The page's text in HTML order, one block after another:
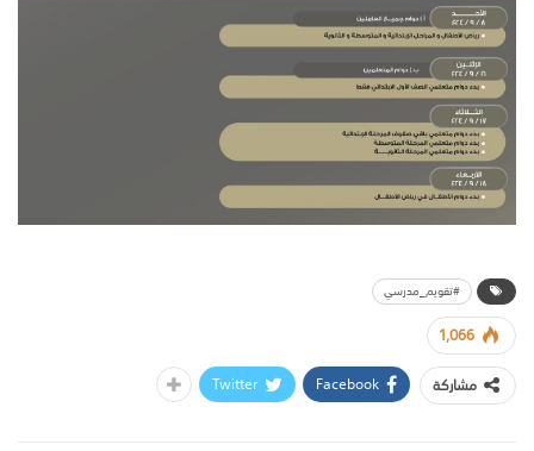
#تقويم_مدرسي
1,066
مشاركة
Facebook
Twitter